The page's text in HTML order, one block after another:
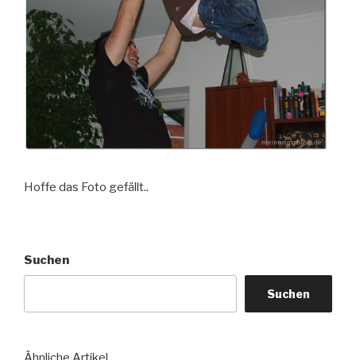
Hoffe das Foto gefällt..
Suchen
Suchen